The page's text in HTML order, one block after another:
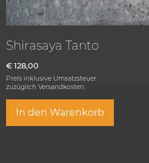
Shirasaya Tanto
€ 128,00
Preis inklusive Umsatzsteuer
zuzüglich Versandkosten.
In den Warenkorb